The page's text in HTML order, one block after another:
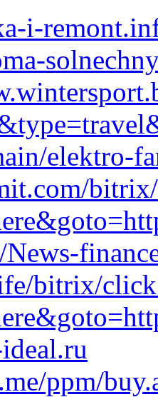
i-
elektro-
bitrix/
ppm/